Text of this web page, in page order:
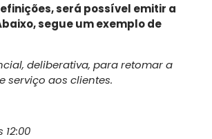
será possível emitir a
segue um exemplo de
deliberativa, para retomar a
serviço aos clientes.
12:00